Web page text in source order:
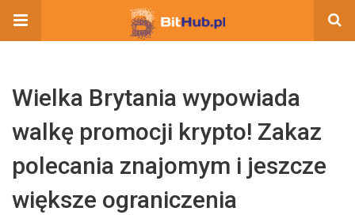
Wielka Brytania wypowiada
walkę promocji krypto! Zakaz
polecania znajomym i jeszcze
większe ograniczenia